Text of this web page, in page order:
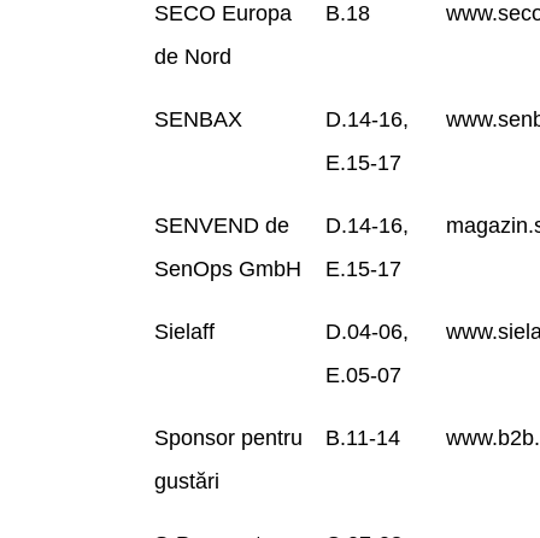
SECO Europa
de Nord
B.18
SENBAX
D.14-16,
E.15-17
SENVEND de
SenOps GmbH
D.14-16,
E.15-17
Sielaff
D.04-06,
E.05-07
Sponsor pentru
gustări
B.11-14